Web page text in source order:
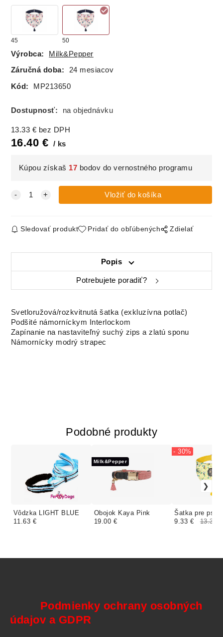
45 50
Výrobca: Milk&Pepper
Záručná doba: 24 mesiacov
Kód: MP213650
Dostupnosť: na objednávku
13.33 € bez DPH
16.40 € ks
Kúpou získaš 17 bodov do vernostného programu
Sledovať produkt Pridať do obľúbených Zdielať
Popis
Potrebujete poradiť?
Svetloružová/rozkvitnutá šatka (exkluzívna potlač)
Podšité námorníckym Interlockom
Zapínanie na nastaviteľný suchý zips a zlatú sponu
Námornícky modrý strapec
Podobné produkty
Vôdzka LIGHT BLUE
11.63 €
Obojok Kaya Pink
Milk&Pepper
19.00 €
Šatka pre psa
- 30%
9.33 € 13.32 €
Podmienky ochrany osobných
údajov a GDPR